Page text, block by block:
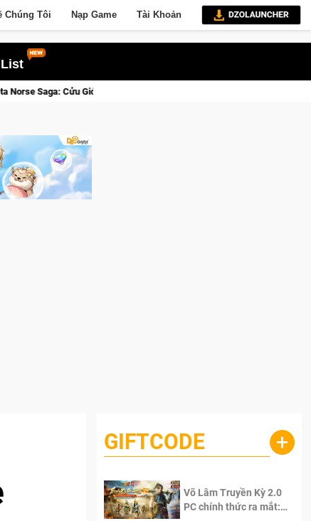
Chúng Tôi Nạp Game Tài Khoản
Săn DJI Osmo Pocket 3 Ngay Hôm Nay
GIFTCODE +
Võ Lâm Truyền Kỳ 2.0
PC chính thức ra mắt: